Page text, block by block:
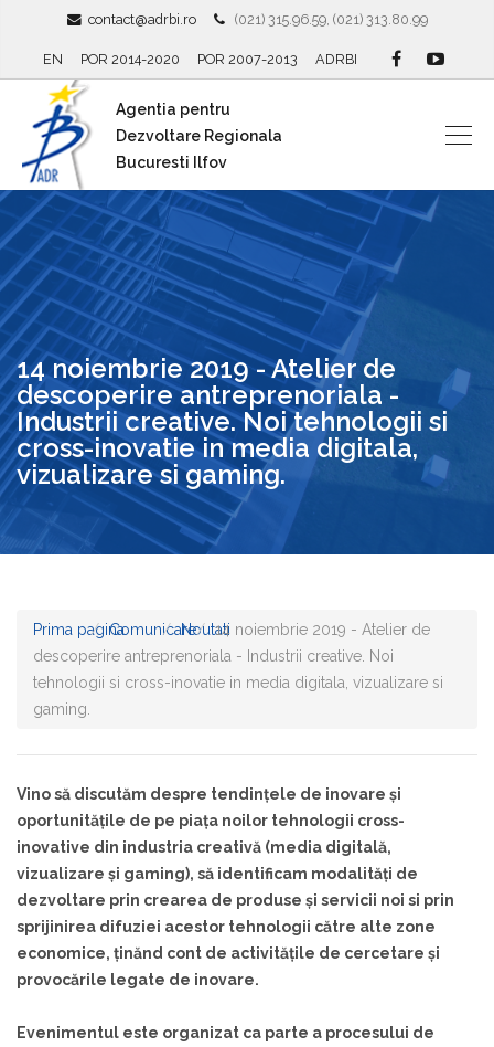
contact@adrbi.ro (021) 315.96.59, (021) 313.80.99
EN POR 2014-2020 POR 2007-2013 ADRBI
Agentia pentru
Dezvoltare Regionala
Bucuresti Ilfov
14 noiembrie 2019 - Atelier de
descoperire antreprenoriala -
Industrii creative. Noi tehnologii si
cross-inovatie in media digitala,
vizualizare si gaming.
Prima paginaComunicareNoutati14 noiembrie 2019 - Atelier de
descoperire antreprenoriala - Industrii creative. Noi
tehnologii si cross-inovatie in media digitala, vizualizare si
gaming.
Vino să discutăm despre tendințele de inovare și
oportunitățile de pe piața noilor tehnologii cross-
inovative din industria creativă (media digitală,
vizualizare și gaming), să identificam modalităţi de
dezvoltare prin crearea de produse și servicii noi si prin
sprijinirea difuziei acestor tehnologii către alte zone
economice, ţinănd cont de activitățile de cercetare și
provocările legate de inovare.
Evenimentul este organizat ca parte a procesului de